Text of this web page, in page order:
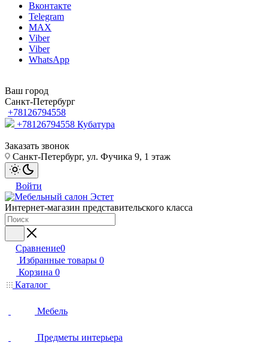
Вконтакте
Telegram
MAX
Viber
Viber
WhatsApp
Ваш город
Санкт-Петербург
+78126794558
+78126794558 Кубатура
Заказать звонок
Санкт-Петербург, ул. Фучика 9, 1 этаж
Войти
Интернет-магазин представительского класса
Сравнение0
Избранные товары 0
Корзина 0
Каталог
Мебель
Предметы интерьера